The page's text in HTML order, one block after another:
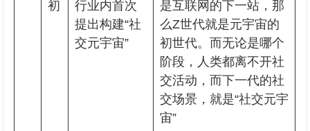
初
行业内首次
提出构建“社
交元宇宙”
是互联网的下一站，那
么Z世代就是元宇宙的
初世代。而无论是哪个
阶段，人类都离不开社
交活动，而下一代的社
交场景，就是“社交元宇
宙”